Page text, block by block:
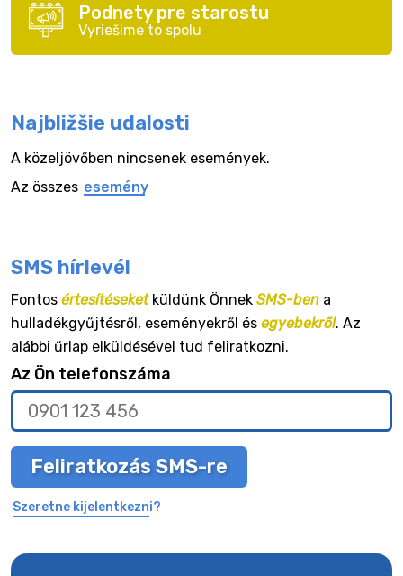
Podnety pre starostu
Vyriešime to spolu
Najbližšie udalosti
A közeljövőben nincsenek események.
Az összes esemény
SMS hírlevél
Fontos értesítéseketküldünk Önnek SMS-ben a
hulladékgyűjtésről, eseményekről és egyebekről. Az
alábbi űrlap elküldésével tud feliratkozni.
Az Ön telefonszáma
Feliratkozás SMS-re
Szeretne kijelentkezni?